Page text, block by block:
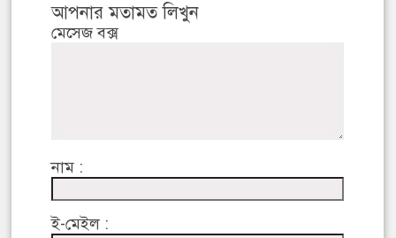
আপনার মতামত লিখুন
মেসেজ বক্স
নাম :
ই-মেইল :